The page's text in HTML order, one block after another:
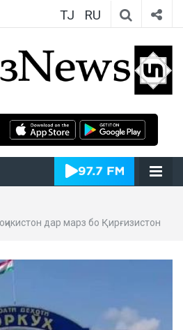
TJ RU
ИмрӯзNews
дар марз бо Қирғизистон